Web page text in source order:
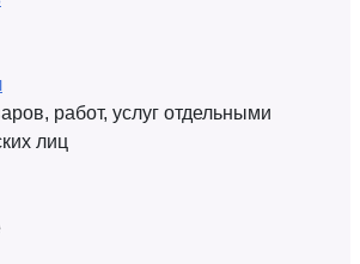
работ, услуг отдельными
лиц